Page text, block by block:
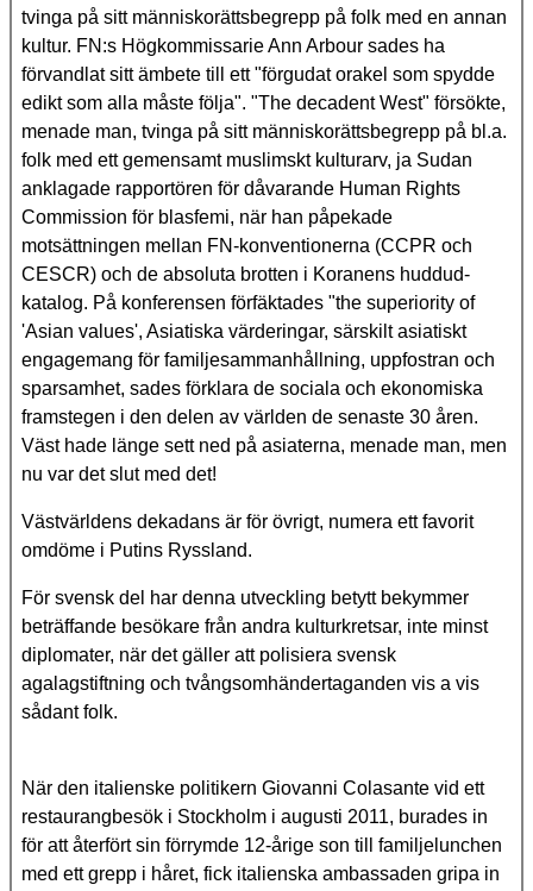
tvinga på sitt människorättsbegrepp på folk med en annan
kultur. FN:s Högkommissarie Ann Arbour sades ha
förvandlat sitt ämbete till ett "förgudat orakel som spydde
edikt som alla måste följa". "The decadent West" försökte,
menade man, tvinga på sitt människorättsbegrepp på bl.a.
folk med ett gemensamt muslimskt kulturarv, ja Sudan
anklagade rapportören för dåvarande Human Rights
Commission för blasfemi, när han påpekade
motsättningen mellan FN-konventionerna (CCPR och
CESCR) och de absoluta brotten i Koranens huddud­
katalog. På konferensen förfäktades "the superiority of
'Asian values', Asiatiska värderingar, särskilt asiatiskt
engagemang för familjesammanhållning, uppfostran och
sparsamhet, sades förklara de sociala och ekonomiska
framstegen i den delen av världen de senaste 30 åren.
Väst hade länge sett ned på asiaterna, menade man, men
nu var det slut med det!
Västvärldens dekadans är för övrigt, numera ett favorit
omdöme i Putins Ryssland.
För svensk del har denna utveckling betytt bekymmer
beträffande besökare från andra kulturkretsar, inte minst
diplomater, när det gäller att polisiera svensk
agalagstiftning och tvångsomhändertaganden vis a vis
sådant folk.
När den italienske politikern Giovanni Colasante vid ett
restaurangbesök i Stockholm i augusti 2011, burades in
för att återfört sin förrymde 12-årige son till familjelunchen
med ett grepp i håret, fick italienska ambassaden gripa in